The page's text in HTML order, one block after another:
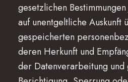
gesetzlichen
auf unentgeltliche Auskunft
gespeicherten
deren Herkunft und
der Datenverarbeitung und